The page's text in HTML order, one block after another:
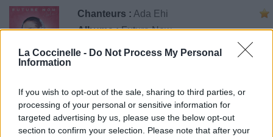
La Coccinelle - Do Not Process My Personal
Information
If you wish to opt-out of the sale, sharing to third parties, or
processing of your personal or sensitive information for
targeted advertising by us, please use the below opt-out
section to confirm your selection. Please note that after your
Chanteurs : Ada Ehi
Albums : Future Now
Paroles + Traduction Téléchargement
Vidéos
Commentaires